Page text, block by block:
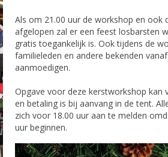
Als om 21.00 uur de workshop en ook
afgelopen zal er een feest losbarsten
gratis toegankelijk is. Ook tijdens de
familieleden en andere bekenden
aanmoedigen.
Opgave voor deze kerstworkshop kan
en betaling is bij aanvang in de tent.
zich voor 18.00 uur aan te melden
uur beginnen.